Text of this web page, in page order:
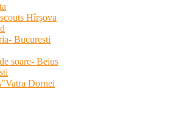
Hîrşova
Bucuresti
soare- Beius
Dornei